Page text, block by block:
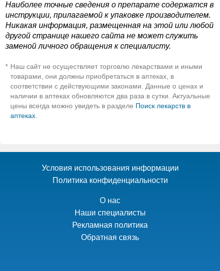
Наиболее точные сведения о препарате содержатся в
инструкции, прилагаемой к упаковке производителем.
Никакая информация, размещенная на этой или любой
другой странице нашего сайта не может служить
заменой личного обращения к специалисту.
* Наш сайт не осуществляет торговлю лекарствами и иными
товарами, они должны приобретаться в аптеках, в
соответствии с действующими законами. Данные о ценах и
наличии в аптеках обновляются два раза в сутки. Актуальные
цены всегда можно увидеть в разделе Поиск лекарств в
аптеках.
Условия использования информации
Политика конфиденциальности
О нас
Наши специалисты
Рекламная политика
Обратная связь